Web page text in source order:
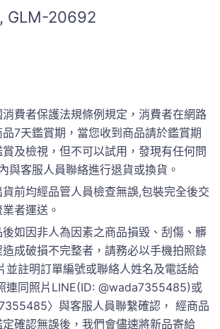
GLM-20692
費者保護法規條例規定，消費者在網路
7天鑑賞期，當您收到商品請於鑑賞期
及檢視，但不可以試用，發現有任何問
與客服人員聯絡進行退貨或換貨。
前均經品管人員檢查無誤,包裝完全後交
者運送。
如因非人為因素之商品損毀、刮傷、髒
成破損不完整者，請務必以手機拍照錄
並註明訂單編號或聯絡人姓名及電話給
連同照片LINE(ID: @wada7355485)或
〉與客服人員聯繫確認， 經商品
確認無誤後，我們會儘速將新品寄給